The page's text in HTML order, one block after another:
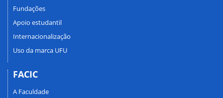
Fundações
Apoio estudantil
Internacionalização
Uso da marca UFU
FACIC
A Faculdade